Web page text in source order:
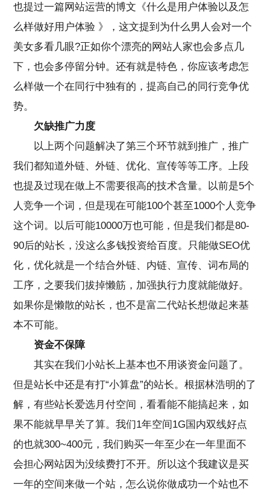
也提过一篇网站运营的博文《什么是用户体验以及怎
么样做好用户体验 》，这文提到为什么男人会对一个
美女多看几眼?正如你个漂亮的网站人家也会多点几
下，也会多停留分钟。还有就是特色，你应该考虑怎
么样做一个在同行中独有的，提高自己的同行竞争优
势。
欠缺推广力度
以上两个问题解决了第三个环节就到推广，推广
我们都知道外链、外链、优化、宣传等等工序。上段
也提及过现在做上不需要很高的技术含量。以前是5个
人竞争一个词，但是现在可能100个甚至1000个人竞争
这个词。以后可能10000万也可能，但是我们都是80-
90后的站长，没这么多钱投资给百度。只能做SEO优
化，优化就是一个结合外链、内链、宣传、词布局的
工序，之要我们拔掉懒筋，加强执行力度就能做好。
如果你是懒散的站长，也不是富二代站长想做起来基
本不可能。
资金不保障
其实在我们小站长上基本也不用谈资金问题了。
但是站长中还是有打“小算盘”的站长。根据林浩明的了
解，有些站长爱选月付空间，看看能不能搞起来，如
果不能就早早关了算。我们1年空间1G国内双线好点
的也就300~400元，我们购买一年至少在一年里面不
会担心网站因为没续费打不开。所以这个我建议是买
一年的空间来做一个站，怎么说你做成功一个站也不